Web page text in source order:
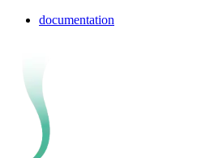
documentation